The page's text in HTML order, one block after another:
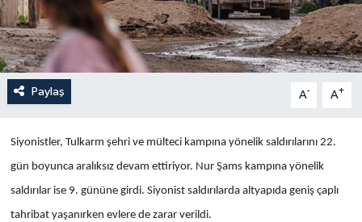
Paylaş A- A+
Siyonistler, Tulkarm şehri ve mülteci kampına yönelik saldırılarını 22.
gün boyunca aralıksız devam ettiriyor. Nur Şams kampına yönelik
saldırılar ise 9. gününe girdi. Siyonist saldırılarda altyapıda geniş çaplı
tahribat yaşanırken evlere de zarar verildi.
Spor
Teknoloji
Yaşam